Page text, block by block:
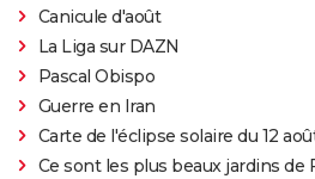
Canicule d'août
La Liga sur DAZN
Pascal Obispo
Guerre en Iran
Carte de l'éclipse solaire du 12
Ce sont les plus beaux jardins de